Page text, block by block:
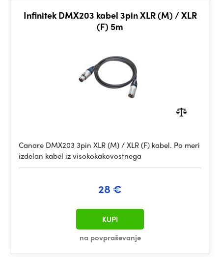
Infinitek DMX203 kabel 3pin XLR (M) / XLR
(F) 5m
Canare DMX203 3pin XLR (M) / XLR (F) kabel. Po meri
izdelan kabel iz visokokakovostnega
28 €
na povpraševanje
KUPI